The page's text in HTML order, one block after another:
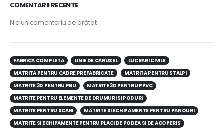
COMENTARII RECENTE
Niciun comentariu de arătat.
FABRICA COMPLETA LINIE DE CARUSEL
LUCRARI CIVILE
MATRITA PENTRU CADRE PREFABRICATE
MATRITA PENTRU STALPI
MATRITE 3D PENTRU PBU
MATRITE 3D PENTRU PPVC
MATRITE PENTRU ELEMENTE DE DRUMURI SI PODURI
MATRITE PENTRU SCARI
MATRITE SI ECHIPAMENTE PENTRU PANOURI
MATRITE SI ECHIPAMENTE PENTRU PLACI DE PODEA SI DE ACOPERIS